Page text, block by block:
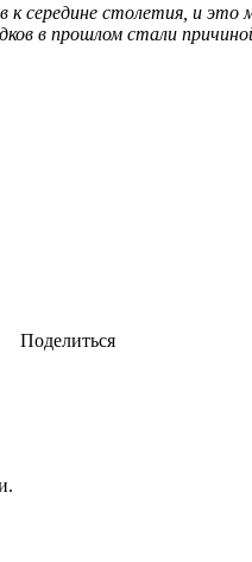
к середине столетия, и
в прошлом стали
Поделиться